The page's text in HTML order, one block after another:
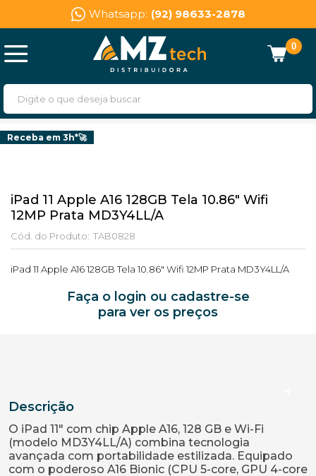
Whatsapp: (92) 98633-2878
0
iPad 11 Apple A16 128GB Tela 10.86" Wifi
12MP Prata MD3Y4LL/A
Cód. do Produto: TAB0828
Receba em 3h*🚀
iPad 11 Apple A16 128GB Tela 10.86" Wifi 12MP Prata MD3Y4LL/A
Faça o login ou cadastre-se
para ver os preços
Descrição
O iPad 11" com chip Apple A16, 128 GB e Wi-Fi
(modelo MD3Y4LL/A) combina tecnologia
avançada com portabilidade estilizada. Equipado
com o poderoso A16 Bionic (CPU 5-core, GPU 4-core